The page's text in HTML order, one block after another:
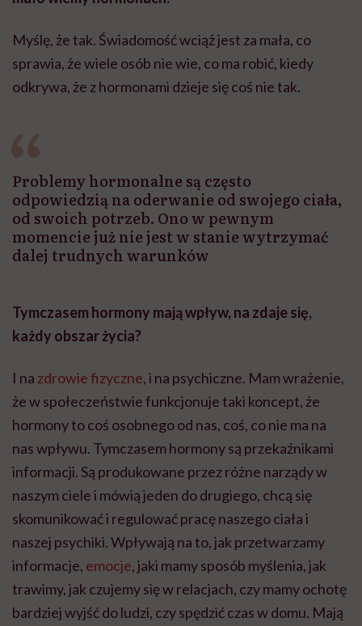
Myślę, że tak. Świadomość wciąż jest za mała, co
sprawia, że wiele osób nie wie, co ma robić, kiedy
odkrywa, że z hormonami dzieje się coś nie tak.
Problemy hormonalne są często
odpowiedzią na oderwanie od swojego ciała,
od swoich potrzeb. Ono w pewnym
momencie już nie jest w stanie wytrzymać
dalej trudnych warunków
Tymczasem hormony mają wpływ, na zdaje się,
każdy obszar życia?
I na zdrowie fizyczne, i na psychiczne. Mam wrażenie,
że w społeczeństwie funkcjonuje taki koncept, że
hormony to coś osobnego od nas, coś, co nie ma na
nas wpływu. Tymczasem hormony są przekaźnikami
informacji. Są produkowane przez różne narządy w
naszym ciele i mówią jeden do drugiego, chcą się
skomunikować i regulować pracę naszego ciała i
naszej psychiki. Wpływają na to, jak przetwarzamy
informacje, emocje, jaki mamy sposób myślenia, jak
trawimy, jak czujemy się w relacjach, czy mamy ochotę
bardziej wyjść do ludzi, czy spędzić czas w domu. Mają